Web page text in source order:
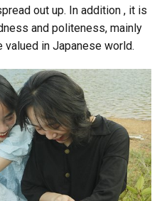
out up. In addition , it is
and politeness, mainly
in Japanese world.